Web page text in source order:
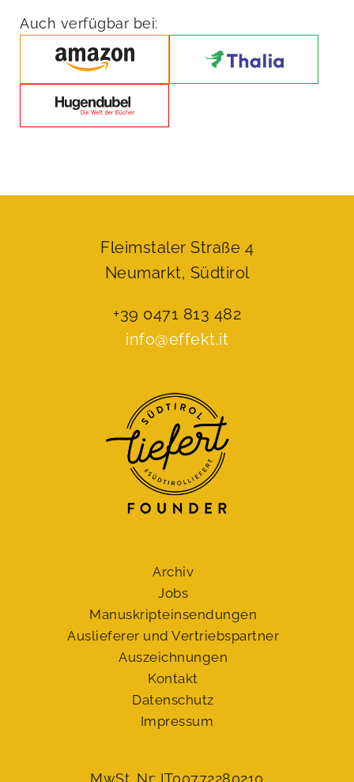
Auch verfügbar bei:
Fleimstaler Straße 4
Neumarkt, Südtirol
+39 0471 813 482
info@effekt.it
Archiv
Jobs
Manuskript­einsendungen
Auslieferer und Vertriebspartner
Auszeichnungen
Kontakt
Datenschutz
Impressum
MwSt. Nr: IT00772280210